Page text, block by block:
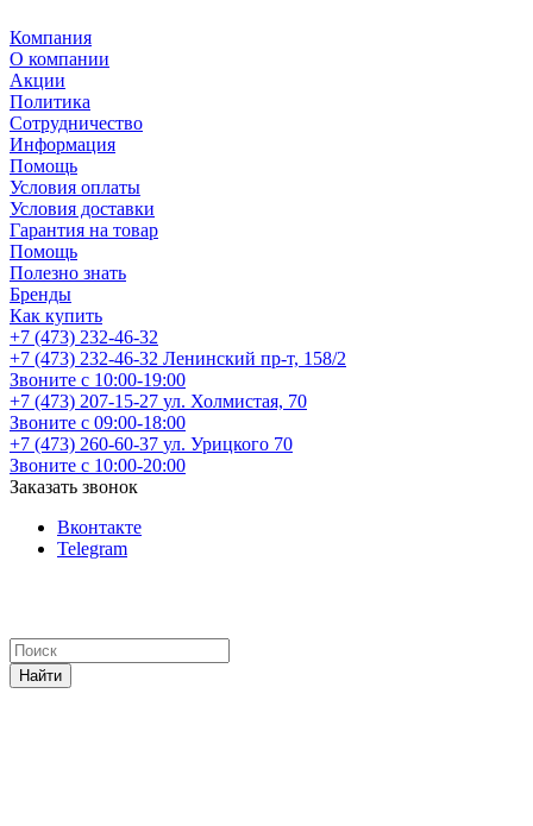
Компания
О компании
Акции
Политика
Сотрудничество
Информация
Помощь
Условия оплаты
Условия доставки
Гарантия на товар
Помощь
Полезно знать
Бренды
Как купить
+7 (473) 232-46-32
+7 (473) 232-46-32 Ленинский пр-т, 158/2
Звоните с 10:00-19:00
+7 (473) 207-15-27 ул. Холмистая, 70
Звоните с 09:00-18:00
+7 (473) 260-60-37 ул. Урицкого 70
Звоните с 10:00-20:00
Заказать звонок
Вконтакте
Telegram
Найти